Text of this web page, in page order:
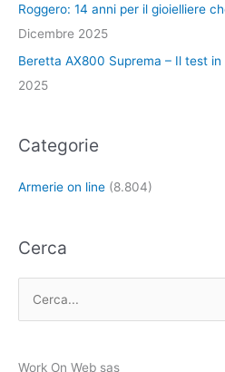
Roggero: 14 anni per il gioielliere
Dicembre 2025
Beretta AX800 Suprema – Il test in
2025
Categorie
Armerie on line (8.804)
Cerca
Work On Web sas